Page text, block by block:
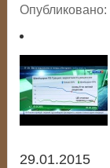
Опубликовано:
29.01.2015